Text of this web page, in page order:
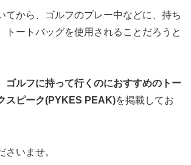
てから、ゴルフのプレー中などに、持ち
トートバッグを使用されることだろうと
ゴルフに持って行くのにおすすめのトー
スピーク(PYKES PEAK)を掲載してお
さいませ。